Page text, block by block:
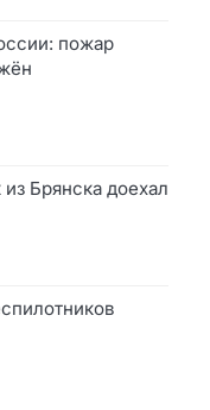
пожар
Брянска доехал